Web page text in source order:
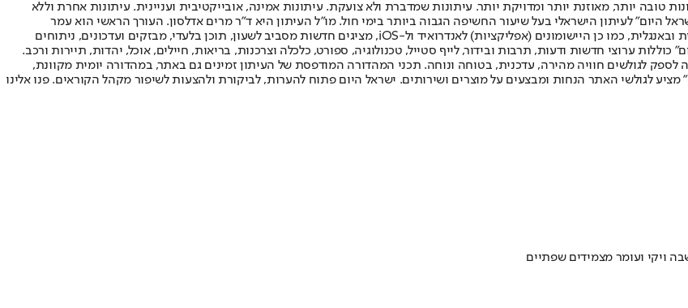
טובה יותר, מאוזנת יותר ומדויקת יותר. עיתונות שמדברת ולא צועקת. עיתונות אמינה, אובייקטיבית ועניינית. עיתונות אחרת וללא
המודפסת הראשונה פורסמה ב-30 ביולי 2007, וב-2010 הפך "ישראל היום" לעיתון הישראלי בעל שיעור החשיפה הגבוה ביותר בימי חול. מו"ל העיתון היא ד"ר מרים אדלסון. העורך הראשי הוא עמר
לחמנוביץ, והעורך המייסד הוא עמוס רגב. אתרי האינטרנט של "ישראל היום" בעברית ובאנגלית, כמו כן היישומונים (אפליקציות) לאנדרואיד ול-iOS, מציגים חדשות מסביב לשעון, תוכן בלעדי, מבזקים ועדכונים, ניתוחים
כוללות ערוצי חדשות ודעות, תרבות ובידור, לייף סטייל, טכנולוגיה, ספורט, כלכלה וצרכנות, בריאות, חיילים, אוכל, יהדות, תיירות ורכב.
לספק לגולשים חוויה מהירה, עדכנית, בטוחה ונוחה. תכני המהדורה המודפסת של העיתון זמינים גם באתר, במהדורה יומית מקוונת,
לגולשי האתר הנחות ומבצעים על מוצרים ושירותים. ישראל היום פתוח להערות, לביקורת ולהצעות לשיפור מקהל הקוראים. פנו אלינו
ויקי ועומר מצמידים שפתיים